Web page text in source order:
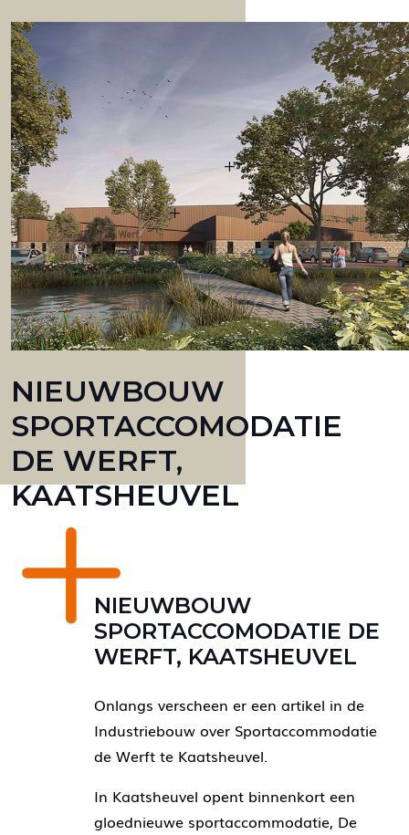
NIEUWBOUW
SPORTACCOMODATIE
DE WERFT,
KAATSHEUVEL
NIEUWBOUW
SPORTACCOMODATIE DE
WERFT, KAATSHEUVEL
Onlangs verscheen er een artikel in de
Industriebouwover Sportaccommodatie
de Werft te Kaatsheuvel.
In Kaatsheuvel opent binnenkort een
gloednieuwe sportaccommodatie, De